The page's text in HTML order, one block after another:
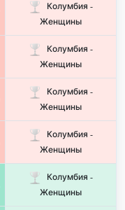
Колумбия -
Женщины
Колумбия -
Женщины
Колумбия -
Женщины
Колумбия -
Женщины
Колумбия -
Женщины